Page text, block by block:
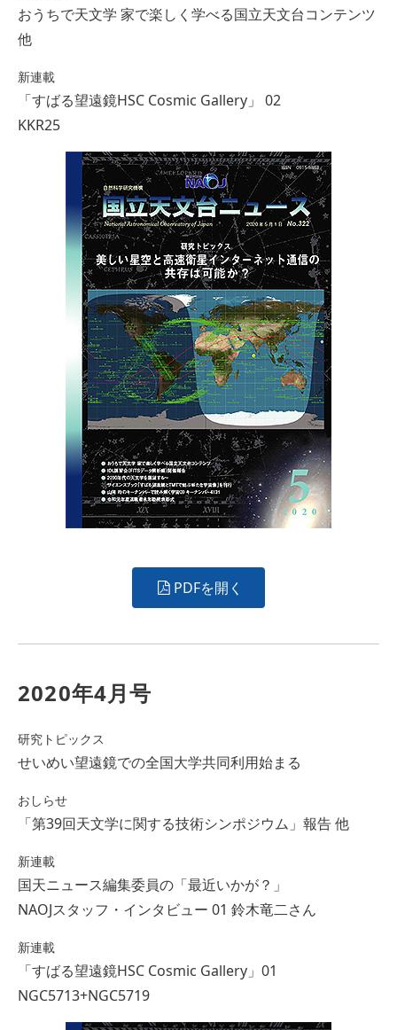
おうちで天文学 家で楽しく学べる国立天文台コンテンツ
他
新連載
「すばる望遠鏡HSC Cosmic Gallery」 02
KKR25
PDFを開く
2020年4月号
研究トピックス
せいめい望遠鏡での全国大学共同利用始まる
おしらせ
「第39回天文学に関する技術シンポジウム」報告 他
新連載
国天ニュース編集委員の「最近いかが？」
NAOJスタッフ・インタビュー 01 鈴木竜二さん
新連載
「すばる望遠鏡HSC Cosmic Gallery」01
NGC5713+NGC5719